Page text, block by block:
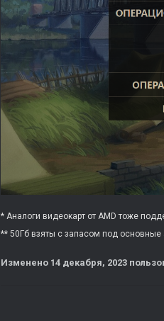
* Аналоги видеокарт от AMD тоже
** 50Гб взяты с запасом под основные
Изменено 14 декабря, 2023